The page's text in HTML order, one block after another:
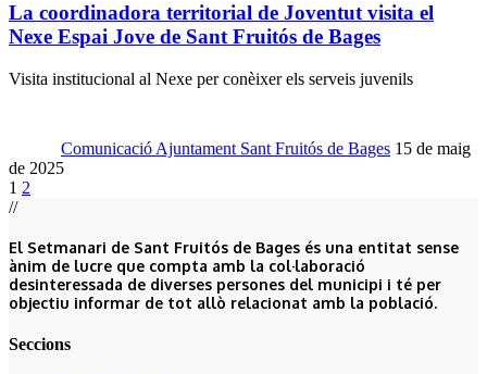
La coordinadora territorial de Joventut visita el
Nexe Espai Jove de Sant Fruitós de Bages
Visita institucional al Nexe per conèixer els serveis juvenils
Comunicació Ajuntament Sant Fruitós de Bages 15 de maig
de 2025
1 2
//
El Setmanari de Sant Fruitós de Bages és una entitat sense
ànim de lucre que compta amb la col·laboració
desinteressada de diverses persones del municipi i té per
objectiu informar de tot allò relacionat amb la població.
Seccions